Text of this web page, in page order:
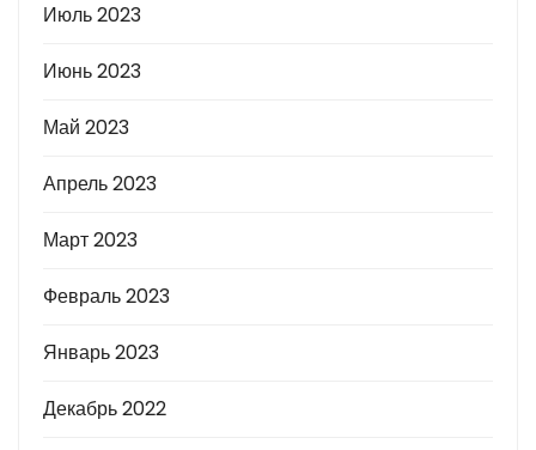
Июль 2023
Июнь 2023
Май 2023
Апрель 2023
Март 2023
Февраль 2023
Январь 2023
Декабрь 2022